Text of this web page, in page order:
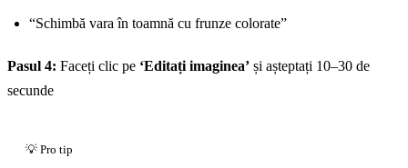
“Schimbă vara în toamnă cu frunze colorate”
Pasul 4: Faceți clic pe ‘Editați imaginea’ și așteptați 10–30 de
secunde